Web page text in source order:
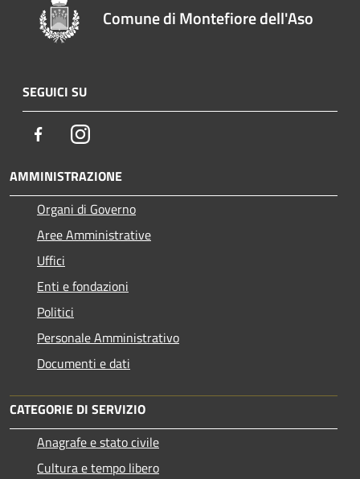
Comune di Montefiore dell'Aso
SEGUICI SU
FacebookInstagram
AMMINISTRAZIONE
Organi di Governo
Aree Amministrative
Uffici
Enti e fondazioni
Politici
Personale Amministrativo
Documenti e dati
CATEGORIE DI SERVIZIO
Anagrafe e stato civile
Cultura e tempo libero